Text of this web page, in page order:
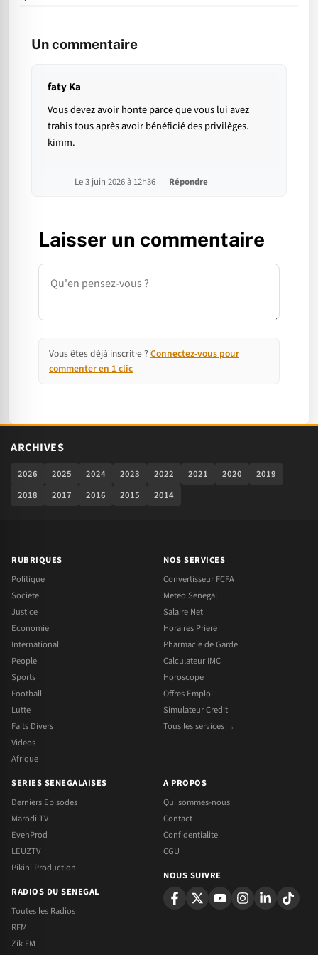
Un commentaire
faty Ka
Vous devez avoir honte parce que vous lui avez
trahis tous après avoir bénéficié des privilèges.
kimm.
Le 3 juin 2026 à 12h36 Répondre
Laisser un commentaire
Commentaire
Vous êtes déjà inscrit·e ? Connectez-vous pour
commenter en 1 clic
ARCHIVES
2026 2025 2024 2023 2022 2021 2020
2019
2018
2017 2016 2015 2014
RUBRIQUES
Politique
Societe
Justice
Economie
International
People
Sports
Football
Lutte
Faits Divers
Videos
Afrique
NOS SERVICES
Convertisseur FCFA
Meteo Senegal
Salaire Net
Horaires Priere
Pharmacie de Garde
Calculateur IMC
Horoscope
Offres Emploi
Simulateur Credit
Tous les services →
SERIES SENEGALAISES
Derniers Episodes
Marodi TV
EvenProd
LEUZTV
Pikini Production
RADIOS DU SENEGAL
Toutes les Radios
RFM
Zik FM
A PROPOS
Qui sommes-nous
Contact
Confidentialite
CGU
NOUS SUIVRE